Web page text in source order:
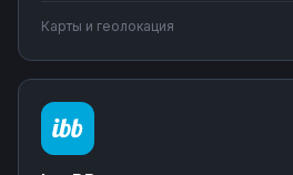
Блокируйте подозрительные IP,
пользователей по регионам,
клиентов географическими
интеграции.
Карты и геолокация